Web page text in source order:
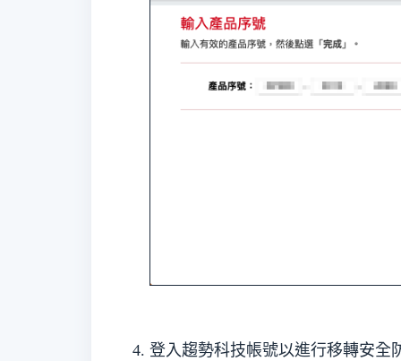
登入趨勢科技帳號以進行移轉安全